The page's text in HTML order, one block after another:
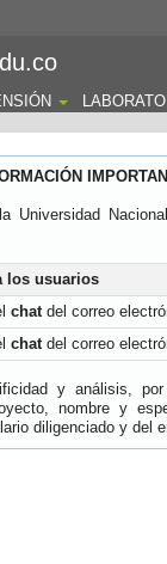
Universidad
los usuarios
chatdel correo
chatdel correo
y análisis,
nombre y
diligenciado y del